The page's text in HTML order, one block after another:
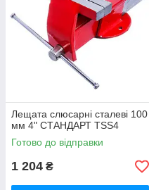
Лещата слюсарні сталеві 100
мм 4" СТАНДАРТ TSS4
Готово до відправки
1 204 ₴